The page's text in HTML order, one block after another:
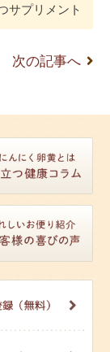
サプリメント
次の記事へ